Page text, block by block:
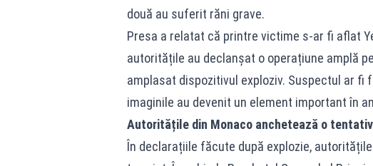
două au suferit răni grave.
Presa a relatat că printre victime s-ar fi aflat
autoritățile au declanșat o operațiune amplă
amplasat dispozitivul exploziv. Suspectul ar fi
imaginile au devenit un element important în
Autoritățile din Monaco anchetează o
În declarațiile făcute după explozie,